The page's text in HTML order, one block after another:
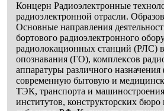
Концерн Радиоэлектронные
радиоэлектронной отрасли.
Основные направления
бортового радиоэлектронного
радиолокационных станций (РЛС)
опознавания (ГО), комплексов
аппаратуры различного
современную бытовую и
ТЭК, транспорта и
институтов, конструкторских